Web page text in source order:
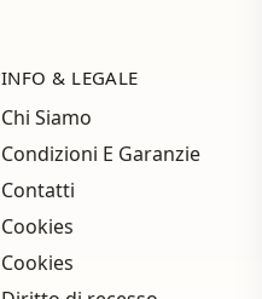
INFO & LEGALE
Chi Siamo
Condizioni E Garanzie
Contatti
Cookies
Cookies